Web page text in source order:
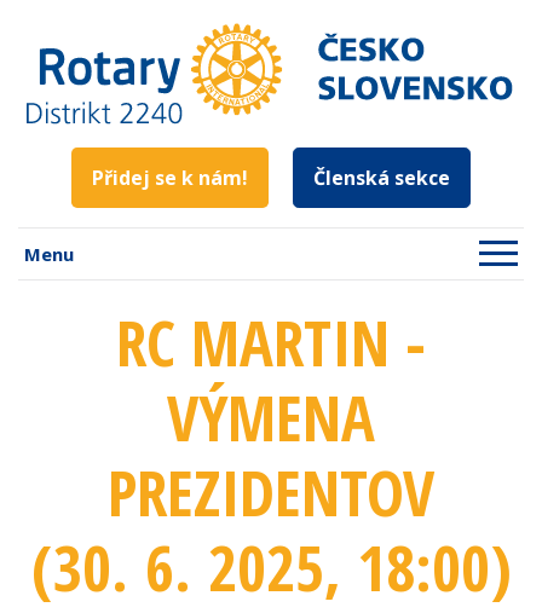
Přidej se k nám! Členská sekce
Menu
RC MARTIN -
VÝMENA
PREZIDENTOV
(30. 6. 2025, 18:00)